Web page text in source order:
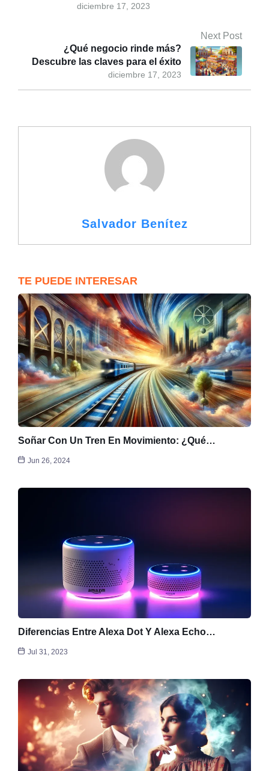
diciembre 17, 2023
Next Post
diciembre 17, 2023
¿Qué negocio rinde más?
Descubre las claves para el éxito
Salvador Benítez
TE PUEDE INTERESAR
Soñar Con Un Tren En Movimiento: ¿Qué…
Jun 26, 2024
Diferencias Entre Alexa Dot Y Alexa Echo…
Jul 31, 2023